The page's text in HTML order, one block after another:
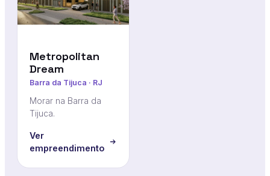
Metropolitan
Dream
Barra da Tijuca · RJ
Morar na Barra da
Tijuca.
Ver
empreendimento